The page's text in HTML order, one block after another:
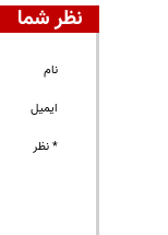
نظر شما
نام
ایمیل
* نظر